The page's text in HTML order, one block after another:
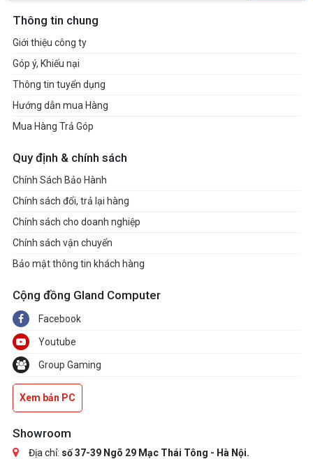
Thông tin chung
Giới thiệu công ty
Góp ý, Khiếu nại
Thông tin tuyển dụng
Hướng dẫn mua Hàng
Mua Hàng Trả Góp
Quy định & chính sách
Chính Sách Bảo Hành
Chính sách đổi, trả lại hàng
Chính sách cho doanh nghiệp
Chính sách vận chuyển
Bảo mật thông tin khách hàng
Cộng đồng Gland Computer
Facebook
Youtube
Group Gaming
Xem bản PC
Showroom
Địa chỉ: số 37-39 Ngõ 29 Mạc Thái Tông - Hà Nội.